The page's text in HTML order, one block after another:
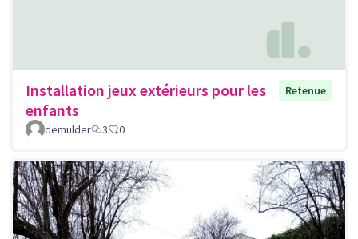
Installation jeux extérieurs pour les
enfants
Retenue
demulder 3 0